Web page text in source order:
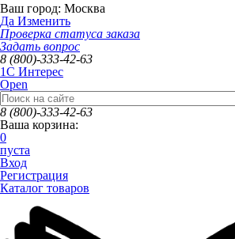
Ваш город: Москва
Да Изменить
Проверка статуса заказа
Задать вопрос
8 (800)-333-42-63
1C Интерес
Open
8 (800)-333-42-63
Ваша корзина:
0
пуста
Вход
Регистрация
Каталог товаров